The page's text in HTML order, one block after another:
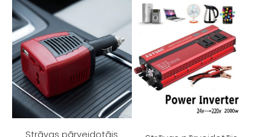
Strāvas pārveidotājs